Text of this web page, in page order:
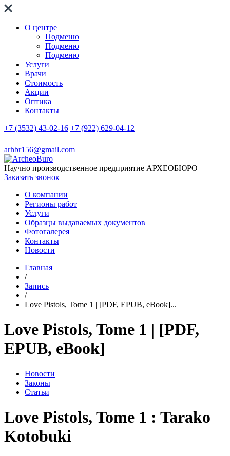
О центре
Подменю
Подменю
Подменю
Услуги
Врачи
Стоимость
Акции
Оптика
Контакты
+7 (3532) 43-02-16 +7 (922) 629-04-12
arhbr156@gmail.com
Научно производственное предприятие АРХЕОБЮРО
Заказать звонок
О компании
Регионы работ
Услуги
Образцы выдаваемых документов
Фотогалерея
Контакты
Новости
Главная
/
Запись
/
Love Pistols, Tome 1 | [PDF, EPUB, eBook]...
Love Pistols, Tome 1 | [PDF,
EPUB, eBook]
Новости
Законы
Статьи
Love Pistols, Tome 1 : Tarako
Kotobuki